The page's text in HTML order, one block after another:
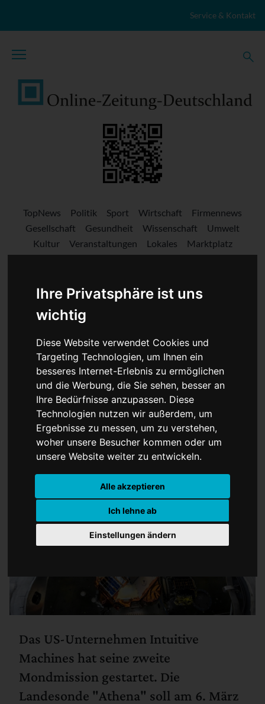
Ihre Privatsphäre ist uns
wichtig
Diese Website verwendet Cookies und
Targeting Technologien, um Ihnen ein
besseres Internet-Erlebnis zu ermöglichen
und die Werbung, die Sie sehen, besser an
Ihre Bedürfnisse anzupassen. Diese
Technologien nutzen wir außerdem, um
Ergebnisse zu messen, um zu verstehen,
woher unsere Besucher kommen oder um
unsere Website weiter zu entwickeln.
Alle akzeptieren
Ich lehne ab
Einstellungen ändern
Service & Kontakt
TopNews Politik Sport Wirtschaft
Firmennews
Gesellschaft
Gesundheit Wissenschaft
Umwelt
Kultur
Veranstaltungen Lokales
Marktplatz
Stellenangebote
Privates US-Unternehmen
schickt zweiten
Mondlander – diesmal
soll alles klappen - Wir
sind gespannt!
Das US-Unternehmen Intuitive
Machines hat seine zweite
Mondmission gestartet. Die
Landesonde "Athena" soll am 6. März